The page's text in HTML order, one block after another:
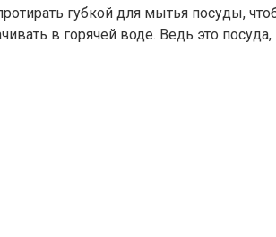
губкой для мытья посуды,
в горячей воде. Ведь это